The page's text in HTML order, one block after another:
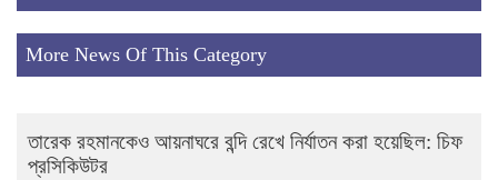
More News Of This Category
তারেক রহমানকেও আয়নাঘরে বন্দি রেখে নির্যাতন করা হয়েছিল: চিফ
প্রসিকিউটর